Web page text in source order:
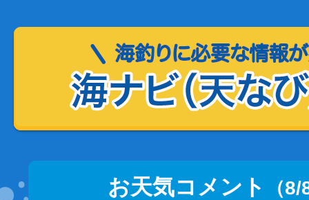
お天気コメント （